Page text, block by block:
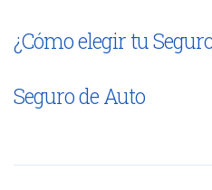
¿Cómo elegir tu
Seguro de Auto